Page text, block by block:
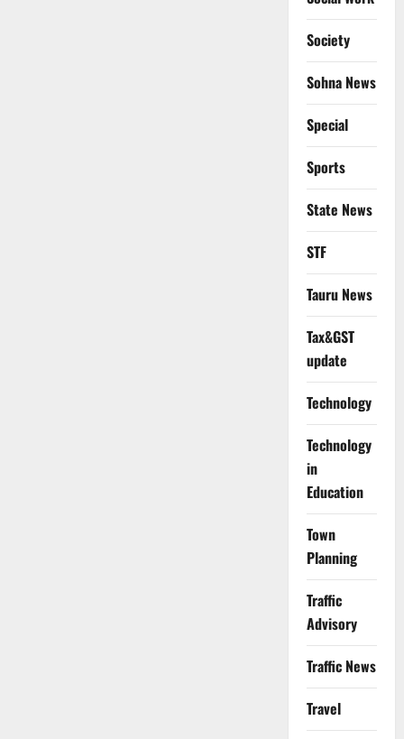
Society
Sohna News
Special
Sports
State News
STF
Tauru News
Tax&GST
update
Technology
Technology
in
Education
Town
Planning
Traffic
Advisory
Traffic News
Travel